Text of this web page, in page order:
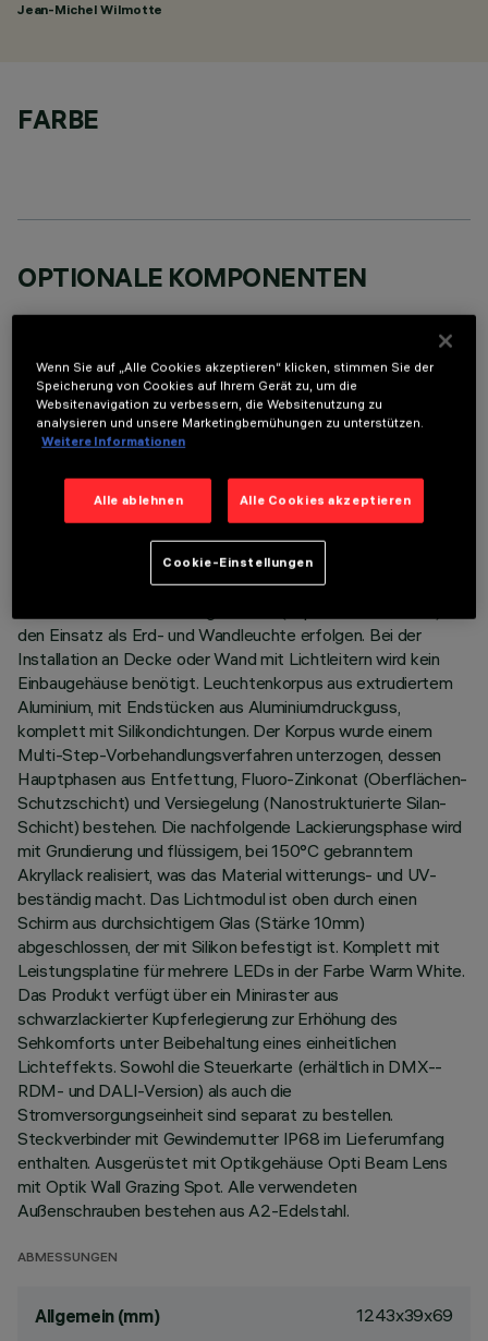
Jean-Michel Wilmotte
FARBE
OPTIONALE KOMPONENTEN
TECHNISCHE DATEN
BESCHREIBUNG
Bandleuchte mit direktem Licht zur Verwendung von
einfarbigen LED-Lichtquellen. Die Installation des Produkts
den Einsatz als Erd- und Wandleuchte erfolgen. Bei der
Installation an Decke oder Wand mit Lichtleitern wird kein
Einbaugehäuse benötigt. Leuchtenkorpus aus extrudiertem
Aluminium, mit Endstücken aus Aluminiumdruckguss,
komplett mit Silikondichtungen. Der Korpus wurde einem
Multi-Step-Vorbehandlungsverfahren unterzogen, dessen
Hauptphasen aus Entfettung, Fluoro-Zinkonat (Oberflächen-
Schutzschicht) und Versiegelung (Nanostrukturierte Silan-
Schicht) bestehen. Die nachfolgende Lackierungsphase wird
mit Grundierung und flüssigem, bei 150°C gebranntem
Akryllack realisiert, was das Material witterungs- und UV-
beständig macht. Das Lichtmodul ist oben durch einen
Schirm aus durchsichtigem Glas (Stärke 10mm)
abgeschlossen, der mit Silikon befestigt ist. Komplett mit
Leistungsplatine für mehrere LEDs in der Farbe Warm White.
Das Produkt verfügt über ein Miniraster aus
schwarzlackierter Kupferlegierung zur Erhöhung des
Sehkomforts unter Beibehaltung eines einheitlichen
Lichteffekts. Sowohl die Steuerkarte (erhältlich in DMX--
RDM- und DALI-Version) als auch die
Stromversorgungseinheit sind separat zu bestellen.
Steckverbinder mit Gewindemutter IP68 im Lieferumfang
enthalten. Ausgerüstet mit Optikgehäuse Opti Beam Lens
mit Optik Wall Grazing Spot. Alle verwendeten
Außenschrauben bestehen aus A2-Edelstahl.
ABMESSUNGEN
Allgemein (mm) 1243x39x69
Wenn Sie auf „Alle Cookies akzeptieren“ klicken, stimmen Sie der
Speicherung von Cookies auf Ihrem Gerät zu, um die
Websitenavigation zu verbessern, die Websitenutzung zu
analysieren und unsere Marketingbemühungen zu unterstützen.
Weitere Informationen
Alle ablehnen Alle Cookies akzeptieren
Cookie-Einstellungen